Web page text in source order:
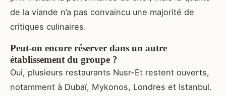
de la viande n’a pas convaincu une majorité de
critiques culinaires.
Peut-on encore réserver dans un autre
établissement du groupe ?
Oui, plusieurs restaurants Nusr-Et restent ouverts,
notamment à Dubaï, Mykonos, Londres et Istanbul.